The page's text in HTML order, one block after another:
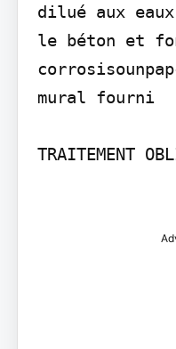
dilué aux
le béton et
mural fourni
TRAITEMENT